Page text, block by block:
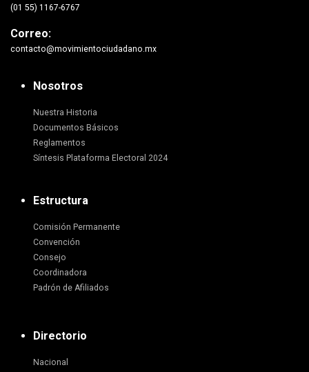
(01 55) 1167-6767
Correo:
contacto@movimientociudadano.mx
Nosotros
Nuestra Historia
Documentos Básicos
Reglamentos
Síntesis Plataforma Electoral 2024
Estructura
Comisión Permanente
Convención
Consejo
Coordinadora
Padrón de Afiliados
Directorio
Nacional